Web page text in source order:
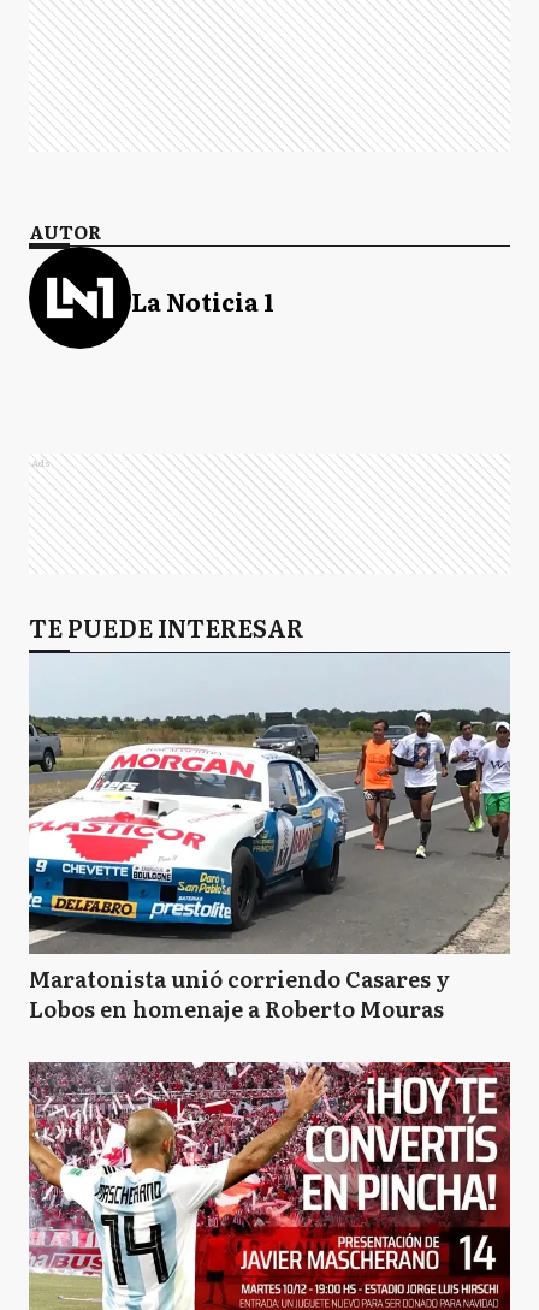
AUTOR
La Noticia 1
Ads
TE PUEDE INTERESAR
Maratonista unió corriendo Casares y
Lobos en homenaje a Roberto Mouras